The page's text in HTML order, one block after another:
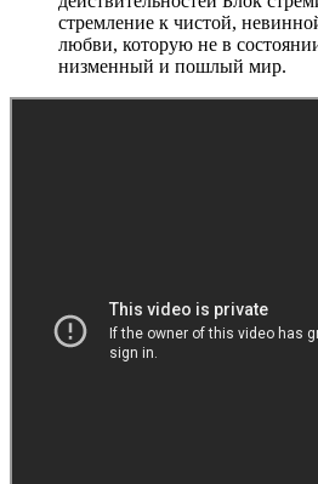
стремление к чистой,
любви, которую не в
низменный и пошлый мир.